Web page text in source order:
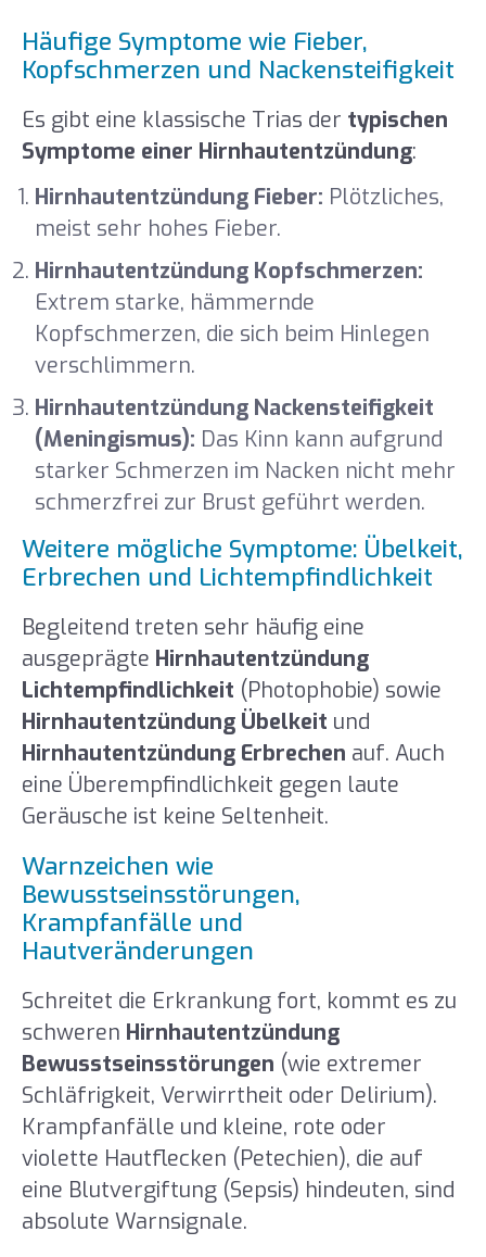
Häufige Symptome wie Fieber,
Kopfschmerzen und Nackensteifigkeit
Es gibt eine klassische Trias der typischen
Symptome einer Hirnhautentzündung:
Hirnhautentzündung Fieber: Plötzliches,
meist sehr hohes Fieber.
Hirnhautentzündung Kopfschmerzen:
Extrem starke, hämmernde
Kopfschmerzen, die sich beim Hinlegen
verschlimmern.
Hirnhautentzündung Nackensteifigkeit
(Meningismus): Das Kinn kann aufgrund
starker Schmerzen im Nacken nicht mehr
schmerzfrei zur Brust geführt werden.
Weitere mögliche Symptome: Übelkeit,
Erbrechen und Lichtempfindlichkeit
Begleitend treten sehr häufig eine
ausgeprägte Hirnhautentzündung
Lichtempfindlichkeit (Photophobie) sowie
Hirnhautentzündung Übelkeit und
Hirnhautentzündung Erbrechen auf. Auch
eine Überempfindlichkeit gegen laute
Geräusche ist keine Seltenheit.
Warnzeichen wie
Bewusstseinsstörungen,
Krampfanfälle und
Hautveränderungen
Schreitet die Erkrankung fort, kommt es zu
schweren Hirnhautentzündung
Bewusstseinsstörungen (wie extremer
Schläfrigkeit, Verwirrtheit oder Delirium).
Krampfanfälle und kleine, rote oder
violette Hautflecken (Petechien), die auf
eine Blutvergiftung (Sepsis) hindeuten, sind
absolute Warnsignale.